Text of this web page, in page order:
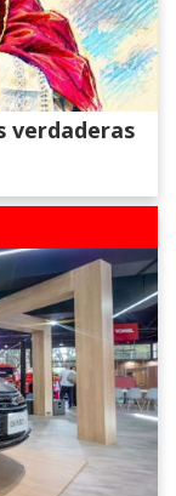
verdaderas